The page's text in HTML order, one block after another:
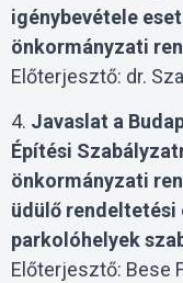
igénybevétele
önkormányzati
Előterjesztő: dr.
4. Javaslat a
Építési
önkormányzati
üdülő
parkolóhelyek
Előterjesztő: Bese